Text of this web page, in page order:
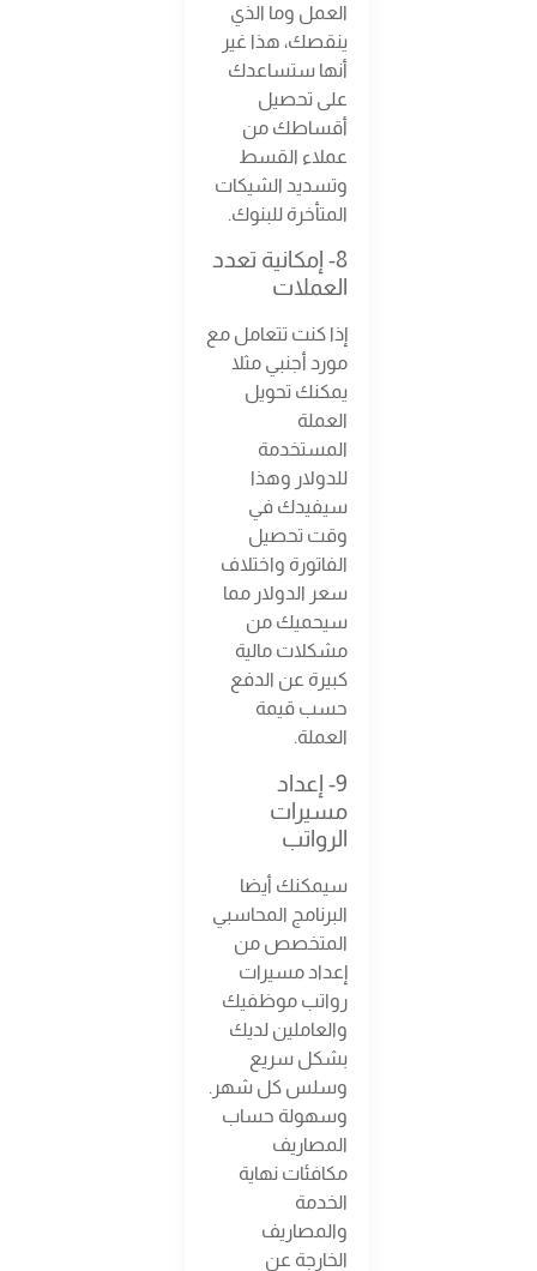
العمل وما الذي
ينقصك، هذا غير
أنها ستساعدك
على تحصيل
أقساطك من
عملاء القسط
وتسديد الشيكات
المتأخرة للبنوك.
8- إمكانية تعدد
العملات
إذا كنت تتعامل مع
مورد أجنبي مثلا
يمكنك تحويل
العملة
المستخدمة
للدولار وهذا
سيفيدك في
وقت تحصيل
الفاتورة واختلاف
سعر الدولار مما
سيحميك من
مشكلات مالية
كبيرة عن الدفع
حسب قيمة
العملة.
9- إعداد
مسيرات
الرواتب
سيمكنك أيضا
البرنامج المحاسبي
المتخصص من
إعداد مسيرات
رواتب موظفيك
والعاملين لديك
بشكل سريع
وسلس كل شهر.
وسهولة حساب
المصاريف
مكافئات نهاية
الخدمة
والمصاريف
الخارجة عن